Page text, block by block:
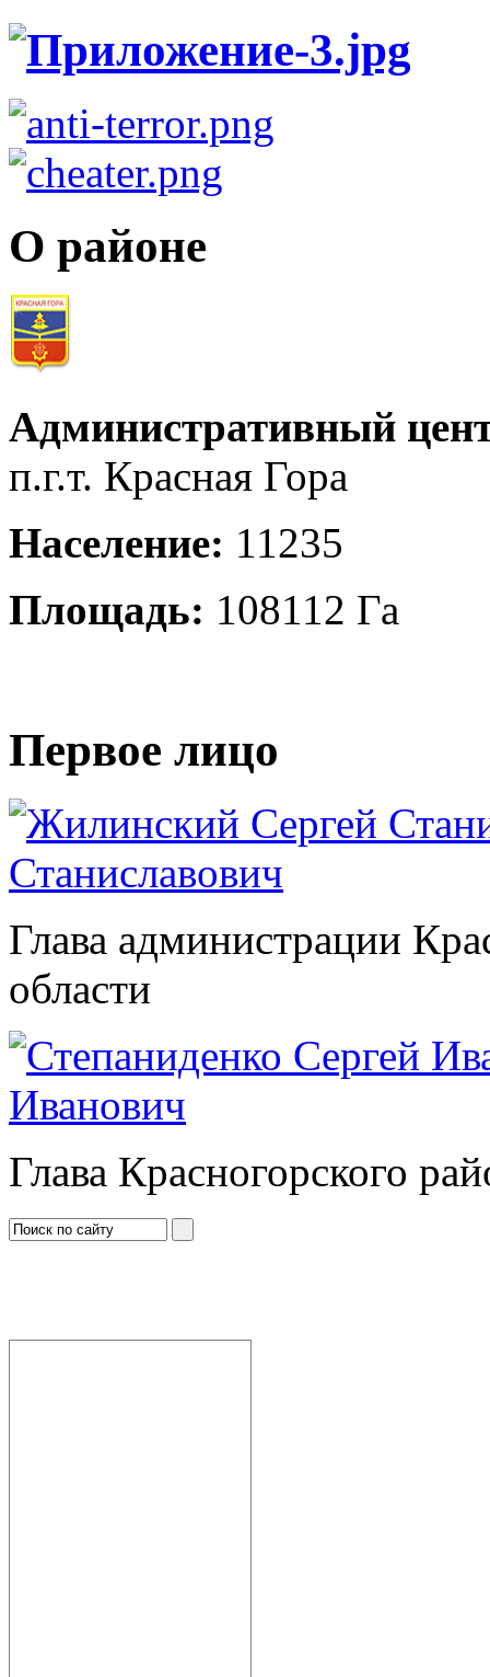
О районе
Административный
п.г.т. Красная Гора
Население: 11235
Площадь: 108112 Га
Первое лицо
Станиславович
Глава администрации
области
Иванович
Глава Красногорского